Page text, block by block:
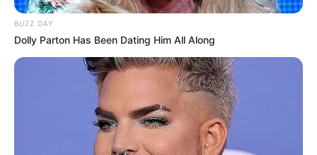
BUZZ DAY
Dolly Parton Has Been Dating Him All Along